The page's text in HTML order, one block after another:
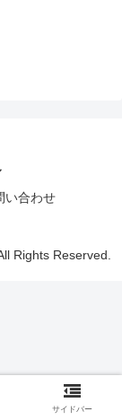
い合わせ
Rights Reserved.
サイドバー